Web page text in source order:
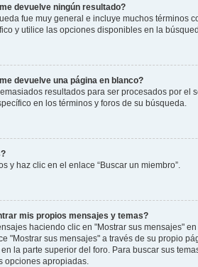
devuelve ningún resultado?
fue muy general e incluye muchos términos
y utilice las opciones disponibles en la
devuelve una página en blanco?
resultados para ser procesados por el
en los términos y foros de su búsqueda.
y haz clic en el enlace “Buscar un miembro”.
mis propios mensajes y temas?
haciendo clic en "Mostrar sus mensajes"
"Mostrar sus mensajes" a través de su propio
la parte superior del foro. Para buscar sus
opciones apropiadas.